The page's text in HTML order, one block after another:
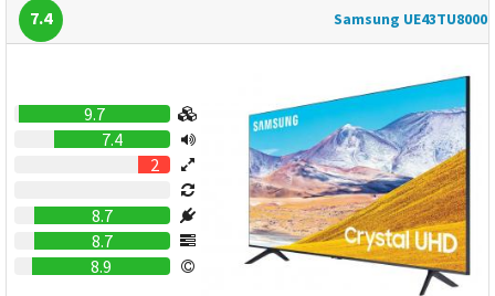
Samsung UE43TU8000
7.4
9.7
7.4
2
8.7
8.7
8.9